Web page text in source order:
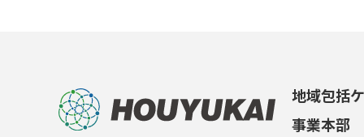
地域包括
事業本部